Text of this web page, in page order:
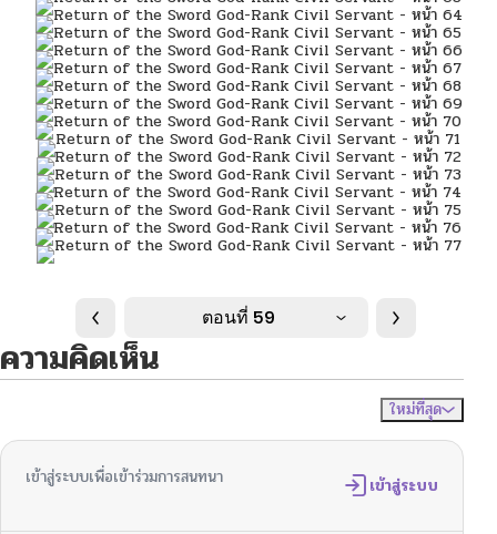
ตอนที่ 59
ความคิดเห็น
ใหม่ที่สุด
เข้าสู่ระบบเพื่อเข้าร่วมการสนทนา เข้าสู่ระบบ